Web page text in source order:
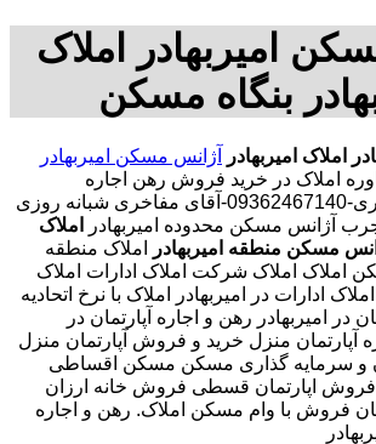
امیربهادر املاک
بنگاه مسکن
املاک امیربهادر
آژانس مسکن امیربهادر
املاک در خرید فروش رهن اجاره
مستقلات کلنگی تجاری-09362467140-آقای مفاخری شبانه روزی
آژانس مسکن محدوده امیربهادر
املاک
مسکن منطقه امیربهادر
املاک منطقه
املاک املاک شرکت املاک ادارات املاک
ادارات در امیربهادر املاک با نرخ اتحادیه
در امیربهادر رهن و اجاره آپارتمان در
آپارتمان منزل خرید و فروش آپارتمان منزل
و سرمایه گذاری مسکن مسکن اقساطی
اپارتمان قسطی فروش خانه ارزان
فروش با وام مسکن املاک. رهن و اجاره